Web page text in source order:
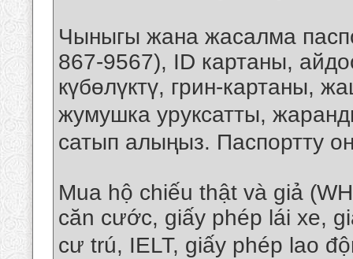
Чыныгы жана жасалма
867-9567), ID картаны,
күбөлүктү, грин-картаны,
жумушка уруксатты,
сатып алыңыз. Паспортту
Mua hộ chiếu thật và giả
căn cước, giấy phép lái xe,
cư trú, IELT, giấy phép lao